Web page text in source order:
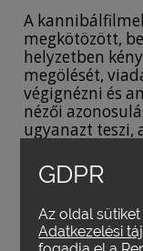
A
megkötözött,
helyzetben
megölését,
végignézni és
nézői
ugyanazt teszi,
szenvedi el. A
Deodato
bennszülöttek
sőt immár
GDPR
Az oldal
Adatkezelési